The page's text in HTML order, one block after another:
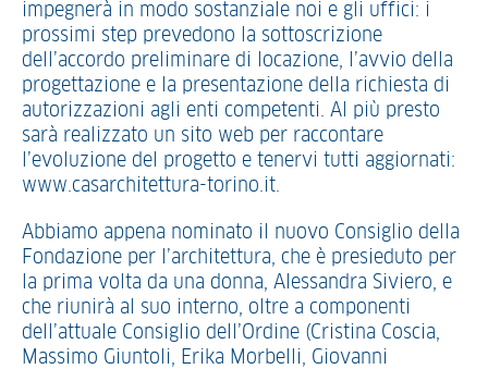
impegnerà in modo sostanziale noi e gli uffici: i
prossimi step prevedono la sottoscrizione
dell’accordo preliminare di locazione, l’avvio della
progettazione e la presentazione della richiesta di
autorizzazioni agli enti competenti. Al più presto
sarà realizzato un sito web per raccontare
l’evoluzione del progetto e tenervi tutti aggiornati:
www.casarchitettura-torino.it.
Abbiamo appena nominato il nuovo Consiglio della
Fondazione per l’architettura, che è presieduto per
la prima volta da una donna, Alessandra Siviero, e
che riunirà al suo interno, oltre a componenti
dell’attuale Consiglio dell’Ordine (Cristina Coscia,
Massimo Giuntoli, Erika Morbelli, Giovanni